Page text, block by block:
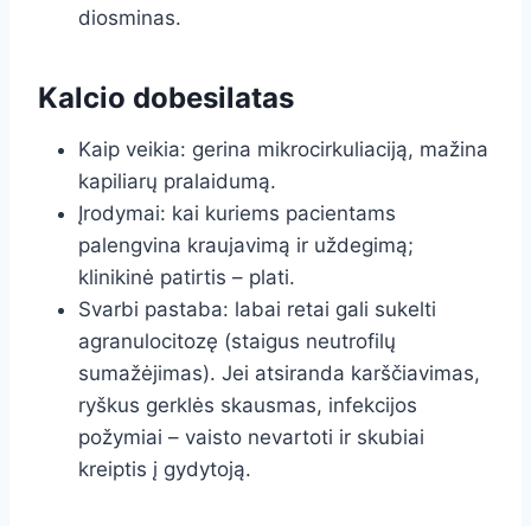
diosminas.
Kalcio dobesilatas
Kaip veikia: gerina mikrocirkuliaciją, mažina
kapiliarų pralaidumą.
Įrodymai: kai kuriems pacientams
palengvina kraujavimą ir uždegimą;
klinikinė patirtis – plati.
Svarbi pastaba: labai retai gali sukelti
agranulocitozę (staigus neutrofilų
sumažėjimas). Jei atsiranda karščiavimas,
ryškus gerklės skausmas, infekcijos
požymiai – vaisto nevartoti ir skubiai
kreiptis į gydytoją.